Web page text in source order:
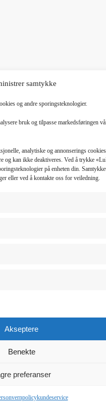
samtykke
og andre sporingsteknologier.
bruk og tilpasse markedsføringen
analytiske og annonserings
og kan ikke deaktiveres. Ved å trykke
på enheten din.
eller ved å kontakte oss for veiledning.
Akseptere
Benekte
preferanser
kundeservice